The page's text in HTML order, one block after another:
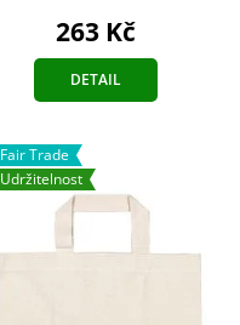
263 Kč
DETAIL
Fair Trade
Udržitelnost